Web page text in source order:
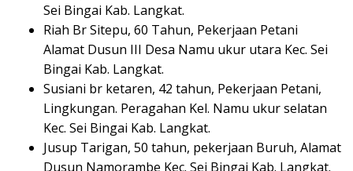
Sei Bingai Kab. Langkat.
Riah Br Sitepu, 60 Tahun, Pekerjaan Petani
Alamat Dusun III Desa Namu ukur utara Kec. Sei
Bingai Kab. Langkat.
Susiani br ketaren, 42 tahun, Pekerjaan Petani,
Lingkungan. Peragahan Kel. Namu ukur selatan
Kec. Sei Bingai Kab. Langkat.
Jusup Tarigan, 50 tahun, pekerjaan Buruh, Alamat
Dusun Namorambe Kec. Sei Bingai Kab. Langkat.